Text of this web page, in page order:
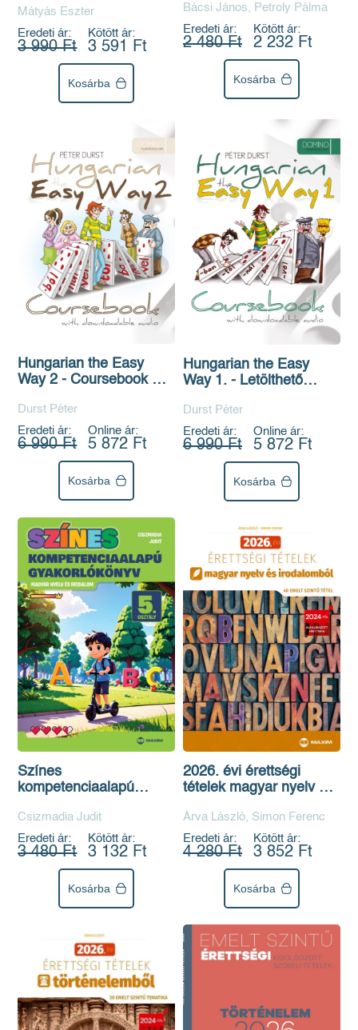
Mátyás Eszter
Eredeti ár:
3 990 Ft
Kötött ár:
3 591 Ft
Kosárba
Bácsi János, Petroly Pálma
Eredeti ár:
2 480 Ft
Kötött ár:
2 232 Ft
Kosárba
Hungarian the Easy
Way 2 - Coursebook &
Durst Péter
Eredeti ár:
6 990 Ft
Online ár:
5 872 Ft
Kosárba
Hungarian the Easy
Way 1. - Letölthető
Durst Péter
Eredeti ár:
6 990 Ft
Online ár:
5 872 Ft
Kosárba
Színes
kompetenciaalapú
nyelv és irodalom - 5.
osztály
Csizmadia Judit
Eredeti ár:
3 480 Ft
Kötött ár:
3 132 Ft
Kosárba
2026. évi érettségi
tételek magyar nyelv és
szintű tétel)
Árva László, Simon Ferenc
Eredeti ár:
4 280 Ft
Kötött ár:
3 852 Ft
Kosárba